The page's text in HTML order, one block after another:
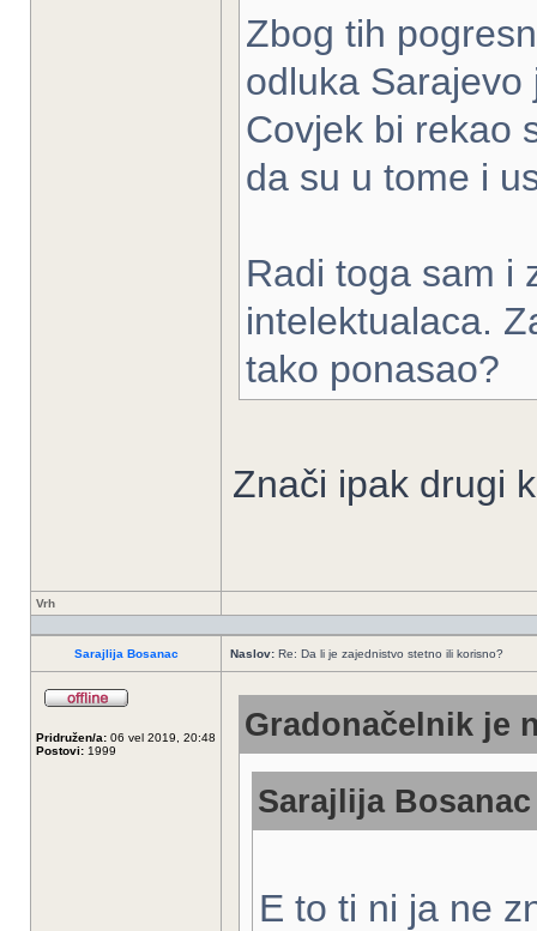
Zbog tih
odluka
Covjek bi rekao
da su u tome i
Radi toga sam i
intelektualaca.
tako ponasao?
Znači ipak drugi
Vrh
Sarajlija Bosanac Naslov: Re: Da li je zajednistvo stetno ili korisno?
Pridružen/a: 06 vel 2019, 20:48
Postovi: 1999
Gradonačelnik je
Sarajlija
E to ti ni ja ne